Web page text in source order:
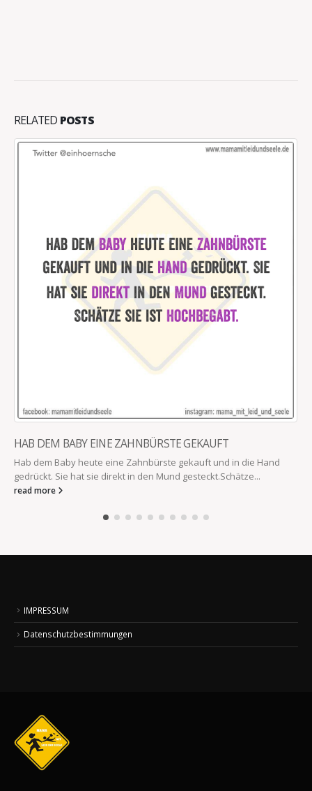
RELATED POSTS
DIE MEISTEN UNFÄLLE PASSIEREN IM HAUSHALT
Die Kleine: „Papa??? Klopfst du der Mama deshalb so gern auf den
Po, weil es so schön lange wackelt?“ Der Mann: „Gnühihihi –...